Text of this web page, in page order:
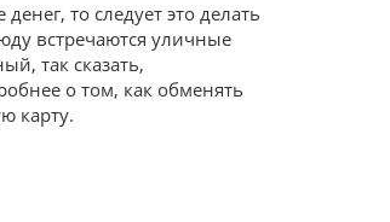
то следует это делать
встречаются уличные
так сказать,
о том, как обменять
карту.